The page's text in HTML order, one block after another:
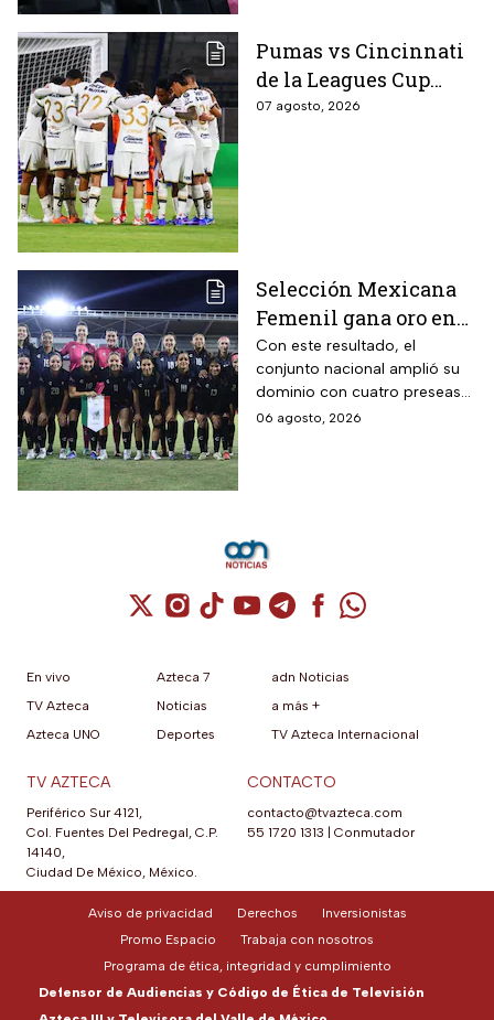
Pumas vs Cincinnati
de la Leagues Cup
2026 es pospuesto
07 agosto, 2026
Selección Mexicana
Femenil gana oro en
Juegos
Centroamericanos; el
camino de México a la
gloria
Con este resultado, el
conjunto nacional amplió su
dominio con cuatro preseas
doradas de forma
06 agosto, 2026
Cuenta de X / Twitter (se abre en una
Cuenta de Instagram (se abre en una
Cuenta de TikTok (se abre en
Cuenta de YouTube (se abre
Cuenta de Telegram (se
Cuenta de
Cuenta de
En vivo
TV Azteca
Azteca UNO
Azteca 7
Noticias
Deportes
adn Noticias
a más +
TV Azteca Internacional
TV AZTECA
Periférico Sur 4121,
Col. Fuentes Del Pedregal, C.P.
14140,
Ciudad De México, México.
CONTACTO
contacto@tvazteca.com
55 1720 1313
Conmutador
Aviso de privacidad Derechos
Inversionistas
Promo Espacio
Trabaja con nosotros
Programa de ética, integridad y cumplimiento
Defensor de Audiencias y Código de Ética de Televisión